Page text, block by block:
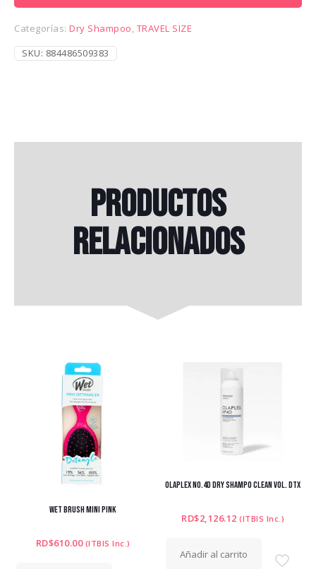
cantidad
Categorías: Dry Shampoo, TRAVEL SIZE
SKU: 884486509383
Productos
relacionados
WET BRUSH MINI PINK
RD$610.00 (ITBIS Inc.)
OLAPLEX NO.4D DRY SHAMPO CLEAN VOL. DTX
RD$2,126.12 (ITBIS Inc.)
Añadir al carrito